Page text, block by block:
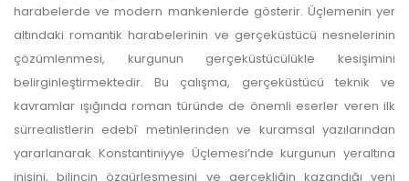
harabelerde ve modern mankenlerde gösterir. Üçlemenin yer
altındaki romantik harabelerinin ve gerçeküstücü nesnelerinin
çözümlenmesi, kurgunun gerçeküstücülükle kesişimini
belirginleştirmektedir. Bu çalışma, gerçeküstücü teknik ve
kavramlar ışığında roman türünde de önemli eserler veren ilk
sürrealistlerin edebî metinlerinden ve kuramsal yazılarından
yararlanarak Konstantiniyye Üçlemesi’nde kurgunun yeraltına
inişini, bilincin özgürleşmesini ve gerçekliğin kazandığı yeni